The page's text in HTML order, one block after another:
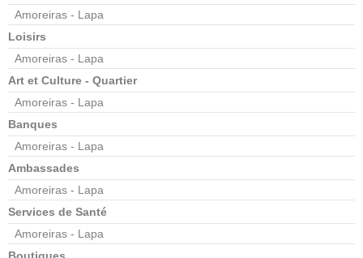
Amoreiras - Lapa
Loisirs
Amoreiras - Lapa
Art et Culture - Quartier
Amoreiras - Lapa
Banques
Amoreiras - Lapa
Ambassades
Amoreiras - Lapa
Services de Santé
Amoreiras - Lapa